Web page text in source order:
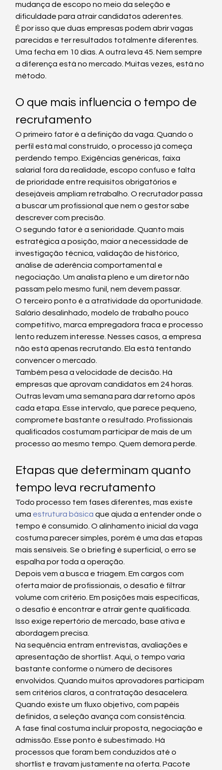
mudança de escopo no meio da seleção e
dificuldade para atrair candidatos aderentes.
É por isso que duas empresas podem abrir vagas
parecidas e ter resultados totalmente diferentes.
Uma fecha em 10 dias. A outra leva 45. Nem sempre
a diferença está no mercado. Muitas vezes, está no
método.
O que mais influencia o tempo de
recrutamento
O primeiro fator é a definição da vaga. Quando o
perfil está mal construído, o processo já começa
perdendo tempo. Exigências genéricas, faixa
salarial fora da realidade, escopo confuso e falta
de prioridade entre requisitos obrigatórios e
desejáveis ampliam retrabalho. O recrutador passa
a buscar um profissional que nem o gestor sabe
descrever com precisão.
O segundo fator é a senioridade. Quanto mais
estratégica a posição, maior a necessidade de
investigação técnica, validação de histórico,
análise de aderência comportamental e
negociação. Um analista pleno e um diretor não
passam pelo mesmo funil, nem devem passar.
O terceiro ponto é a atratividade da oportunidade.
Salário desalinhado, modelo de trabalho pouco
competitivo, marca empregadora fraca e processo
lento reduzem interesse. Nesses casos, a empresa
não está apenas recrutando. Ela está tentando
convencer o mercado.
Também pesa a velocidade de decisão. Há
empresas que aprovam candidatos em 24 horas.
Outras levam uma semana para dar retorno após
cada etapa. Esse intervalo, que parece pequeno,
compromete bastante o resultado. Profissionais
qualificados costumam participar de mais de um
processo ao mesmo tempo. Quem demora perde.
Etapas que determinam quanto
tempo leva recrutamento
Todo processo tem fases diferentes, mas existe
uma estrutura básica que ajuda a entender onde o
tempo é consumido. O alinhamento inicial da vaga
costuma parecer simples, porém é uma das etapas
mais sensíveis. Se o briefing é superficial, o erro se
espalha por toda a operação.
Depois vem a busca e triagem. Em cargos com
oferta maior de profissionais, o desafio é filtrar
volume com critério. Em posições mais específicas,
o desafio é encontrar e atrair gente qualificada.
Isso exige repertório de mercado, base ativa e
abordagem precisa.
Na sequência entram entrevistas, avaliações e
apresentação de shortlist. Aqui, o tempo varia
bastante conforme o número de decisores
envolvidos. Quando muitos aprovadores participam
sem critérios claros, a contratação desacelera.
Quando existe um fluxo objetivo, com papéis
definidos, a seleção avança com consistência.
A fase final costuma incluir proposta, negociação e
admissão. Esse ponto é subestimado. Há
processos que foram bem conduzidos até o
shortlist e travam justamente na oferta. Pacote